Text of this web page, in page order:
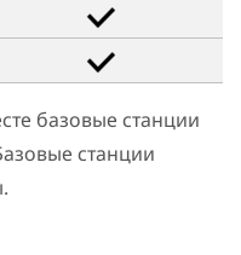
базовые станции
станции